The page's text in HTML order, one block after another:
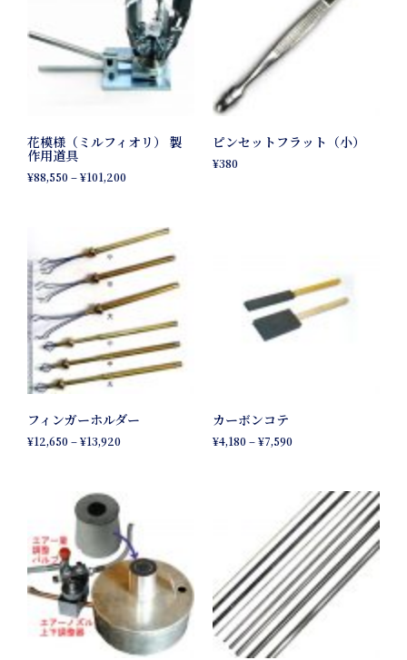
花模様（ミルフィオリ） 製
作用道具
¥88,550–¥101,200
ピンセットフラット（小）
¥380
フィンガーホルダー
¥12,650–¥13,920
カーボンコテ
¥4,180–¥7,590